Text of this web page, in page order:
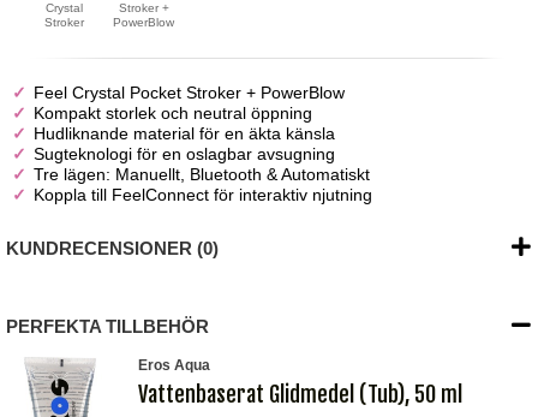
Crystal
Stroker
Stroker +
PowerBlow
Feel Crystal Pocket Stroker + PowerBlow
Kompakt storlek och neutral öppning
Hudliknande material för en äkta känsla
Sugteknologi för en oslagbar avsugning
Tre lägen: Manuellt, Bluetooth & Automatiskt
Koppla till FeelConnect för interaktiv njutning
KUNDRECENSIONER (0)
PERFEKTA TILLBEHÖR
Eros Aqua
Vattenbaserat Glidmedel (Tub), 50 ml